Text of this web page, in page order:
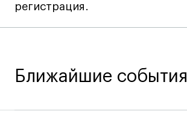
О школе
Блог
Лицензии и аккредитации
регистрация.
Ближайшие события